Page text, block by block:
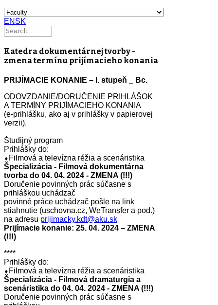
EN SK
Katedra dokumentárnej tvorby -
zmena termínu prijímacieho konania
PRIJÍMACIE KONANIE – I. stupeň _ Bc.
ODOVZDANIE/DORUČENIE PRIHLÁŠOK
A TERMÍNY PRIJÍMACIEHO KONANIA
(e-prihlášku, ako aj v prihlášky v papierovej
verzii).
Študijný program
Prihlášky do:
⬧Filmová a televízna réžia a scenáristika
Špecializácia - Filmová dokumentárna
tvorba do 04. 04. 2024 - ZMENA (!!!)
Doručenie povinných prác súčasne s
prihláškou uchádzač
povinné práce uchádzač pošle na link
stiahnutie (uschovna.cz, WeTransfer a pod.)
na adresu prijimacky.kdt@aku.sk
Prijímacie konanie: 25. 04. 2024 – ZMENA
(!!!)
****
Prihlášky do:
⬧Filmová a televízna réžia a scenáristika
Špecializácia - Filmová dramaturgia a
scenáristika do 04. 04. 2024 - ZMENA (!!!)
Doručenie povinných prác súčasne s